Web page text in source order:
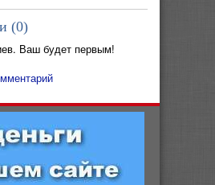
(0)
Ваш будет первым!